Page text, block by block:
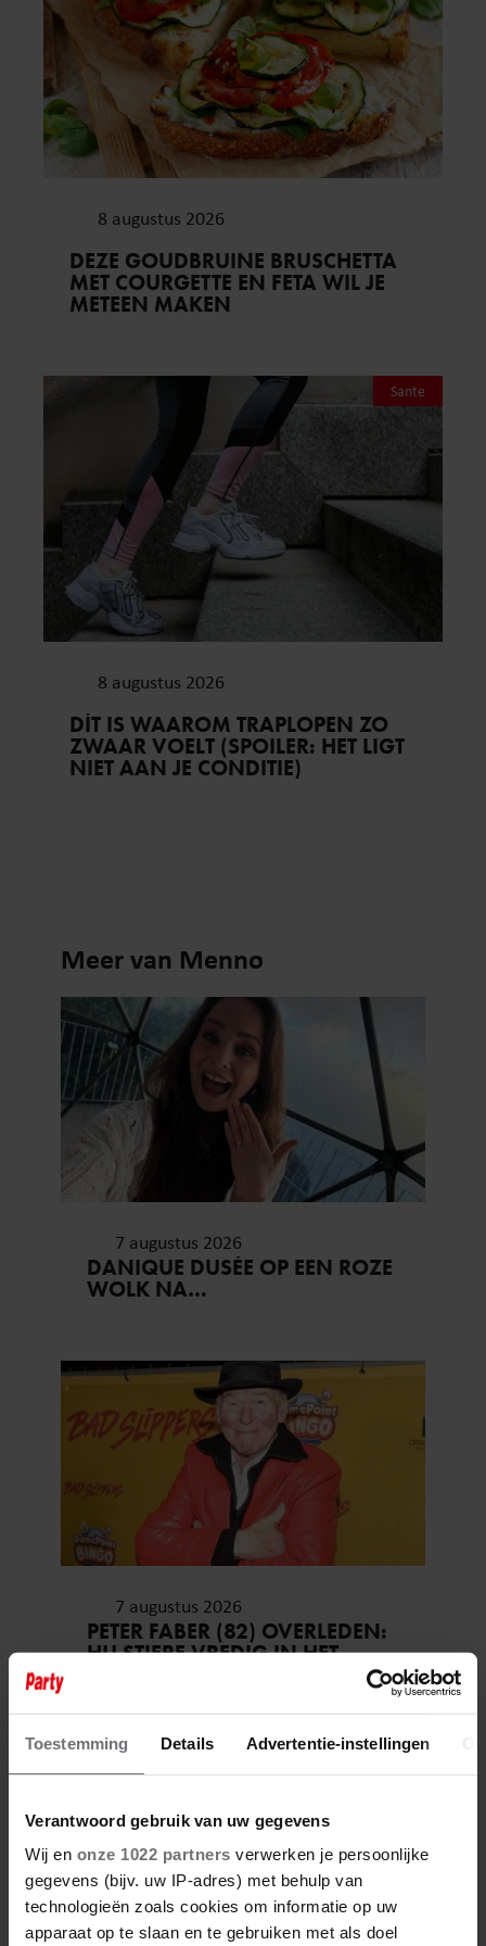
Toestemming Details Advertentie-instellingen
Verantwoord gebruik van uw gegevens
Wij en onze 1022 partners verwerken je persoonlijke
gegevens (bijv. uw IP-adres) met behulp van
technologieën zoals cookies om informatie op uw
apparaat op te slaan en te gebruiken met als doel
8 augustus 2026
DEZE GOUDBRUINE BRUSCHETTA
MET COURGETTE EN FETA WIL JE
METEEN MAKEN
Sante
8 augustus 2026
DÍT IS WAAROM TRAPLOPEN ZO
ZWAAR VOELT (SPOILER: HET LIGT
NIET AAN JE CONDITIE)
Meer van Menno
7 augustus 2026
DANIQUE DUSÉE OP EEN ROZE
WOLK NA
7 augustus 2026
PETER FABER (82) OVERLEDEN:
HIJ STIERF VREDIG IN HET